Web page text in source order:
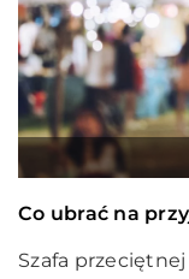
Co ubrać na
Szafa